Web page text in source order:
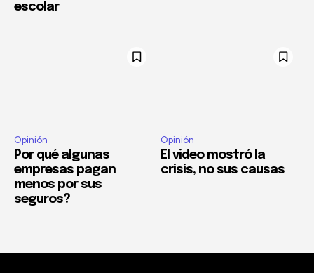
escolar
Opinión
Por qué algunas
empresas pagan
menos por sus
seguros?
Opinión
El video mostró la
crisis, no sus causas